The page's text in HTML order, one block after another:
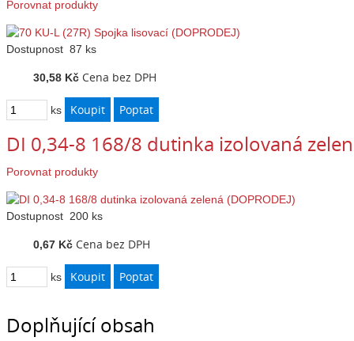
Porovnat produkty
Dostupnost 87 ks
30,58 Kč Cena bez DPH
ks
DI 0,34-8 168/8 dutinka izolovaná
Porovnat produkty
Dostupnost 200 ks
0,67 Kč Cena bez DPH
ks
Doplňující obsah